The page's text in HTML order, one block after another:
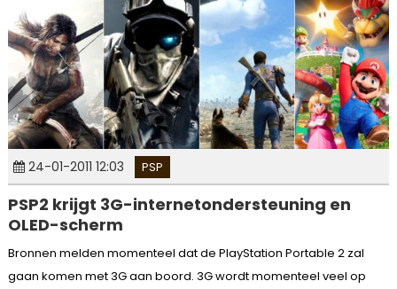
24-01-2011 12:03 PSP
PSP2 krijgt 3G-internetondersteuning en
OLED-scherm
Bronnen melden momenteel dat de PlayStation Portable 2 zal
gaan komen met 3G aan boord. 3G wordt momenteel veel op